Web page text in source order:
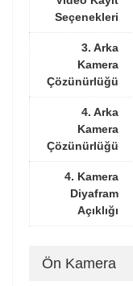
Seçenekleri
3. Arka
Kamera
Çözünürlüğü
4. Arka
Kamera
Çözünürlüğü
4. Kamera
Diyafram
Açıklığı
Ön Kamera